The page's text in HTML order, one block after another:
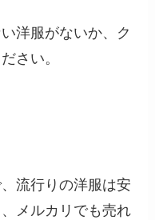
洋服がないか、ク
さい。
流行りの洋服は安
メルカリでも売れ